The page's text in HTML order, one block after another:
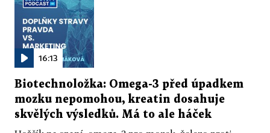
16:13
Biotechnoložka: Omega-3 před úpadkem
mozku nepomohou, kreatin dosahuje
skvělých výsledků. Má to ale háček